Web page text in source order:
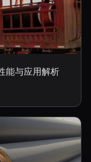
能与应用解析